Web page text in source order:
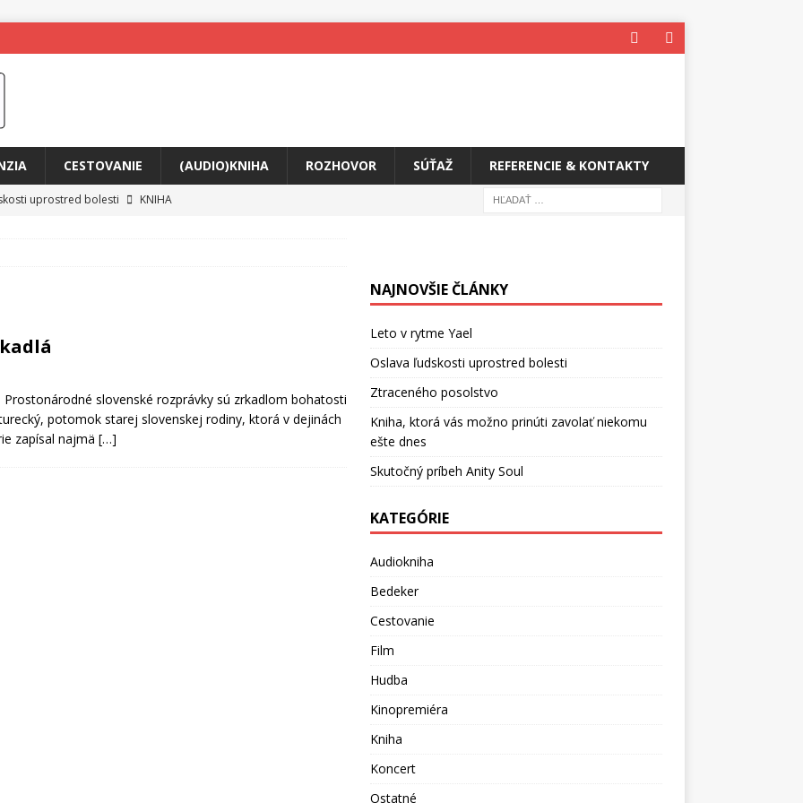
CESTOVANIE (AUDIO)KNIHA ROZHOVOR SÚŤAŽ REFERENCIE & KONTAKTY
uprostred bolesti
KNIHA
Anity Soul
cestou na Monte Mabu
slovenské rozprávky sú zrkadlom bohatosti
potomok starej slovenskej rodiny, ktorá v dejinách
zapísal najmä […]
NAJNOVŠIE ČLÁNKY
Leto v rytme Yael
Oslava ľudskosti uprostred bolesti
Ztraceného posolstvo
Kniha, ktorá vás možno prinúti zavolať niekomu
ešte dnes
Skutočný príbeh Anity Soul
KATEGÓRIE
Audiokniha
Bedeker
Cestovanie
Film
Hudba
Kinopremiéra
Kniha
Koncert
Ostatné